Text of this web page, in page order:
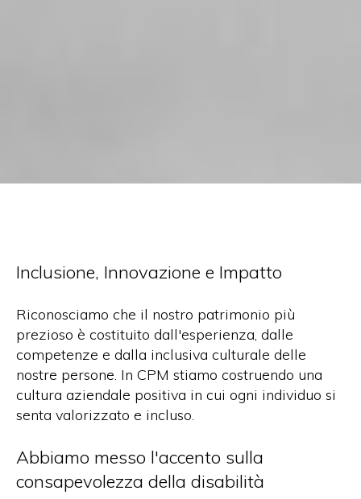
Inclusione, Innovazione e Impatto
Riconosciamo che il nostro patrimonio più
prezioso è costituito dall'esperienza, dalle
competenze e dalla inclusiva culturale delle
nostre persone. In CPM stiamo costruendo una
cultura aziendale positiva in cui ogni individuo si
senta valorizzato e incluso.
Abbiamo messo l'accento sulla
consapevolezza della disabilità